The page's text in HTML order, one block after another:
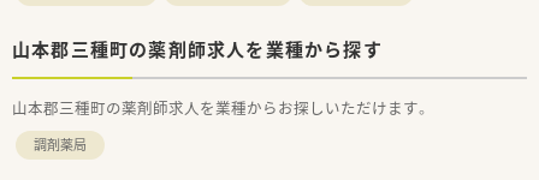
山本郡三種町の薬剤師求人を業種から探す
山本郡三種町の薬剤師求人を業種からお探しいただけます。
調剤薬局